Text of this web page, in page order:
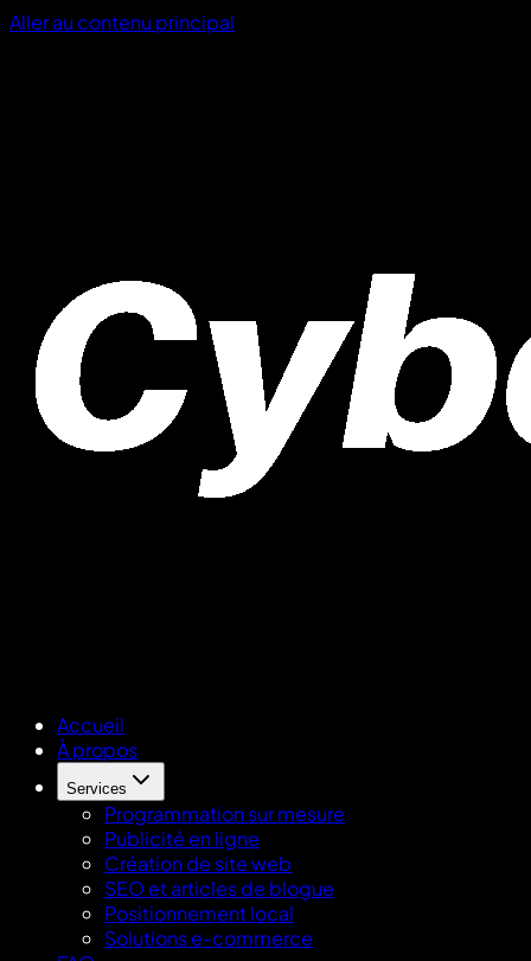
Aller au contenu principal
Accueil
À propos
Services
Programmation sur mesure
Publicité en ligne
Création de site web
SEO et articles de blogue
Positionnement local
Solutions e-commerce